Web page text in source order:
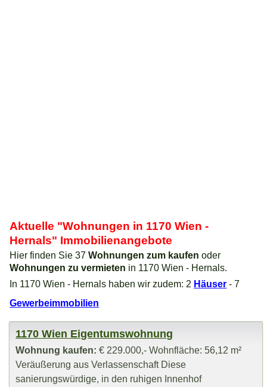
Aktuelle "Wohnungen in 1170 Wien -
Hernals" Immobilienangebote
Hier finden Sie 37Wohnungen zum kaufen oder
Wohnungen zu vermieten in 1170 Wien - Hernals.
In 1170 Wien - Hernals haben wir zudem: 2 Häuser - 7
Gewerbeimmobilien
1170 Wien Eigentumswohnung
Wohnung kaufen: € 229.000,- Wohnfläche: 56,12 m²
Veräußerung aus Verlassenschaft Diese
sanierungswürdige, in den ruhigen Innenhof